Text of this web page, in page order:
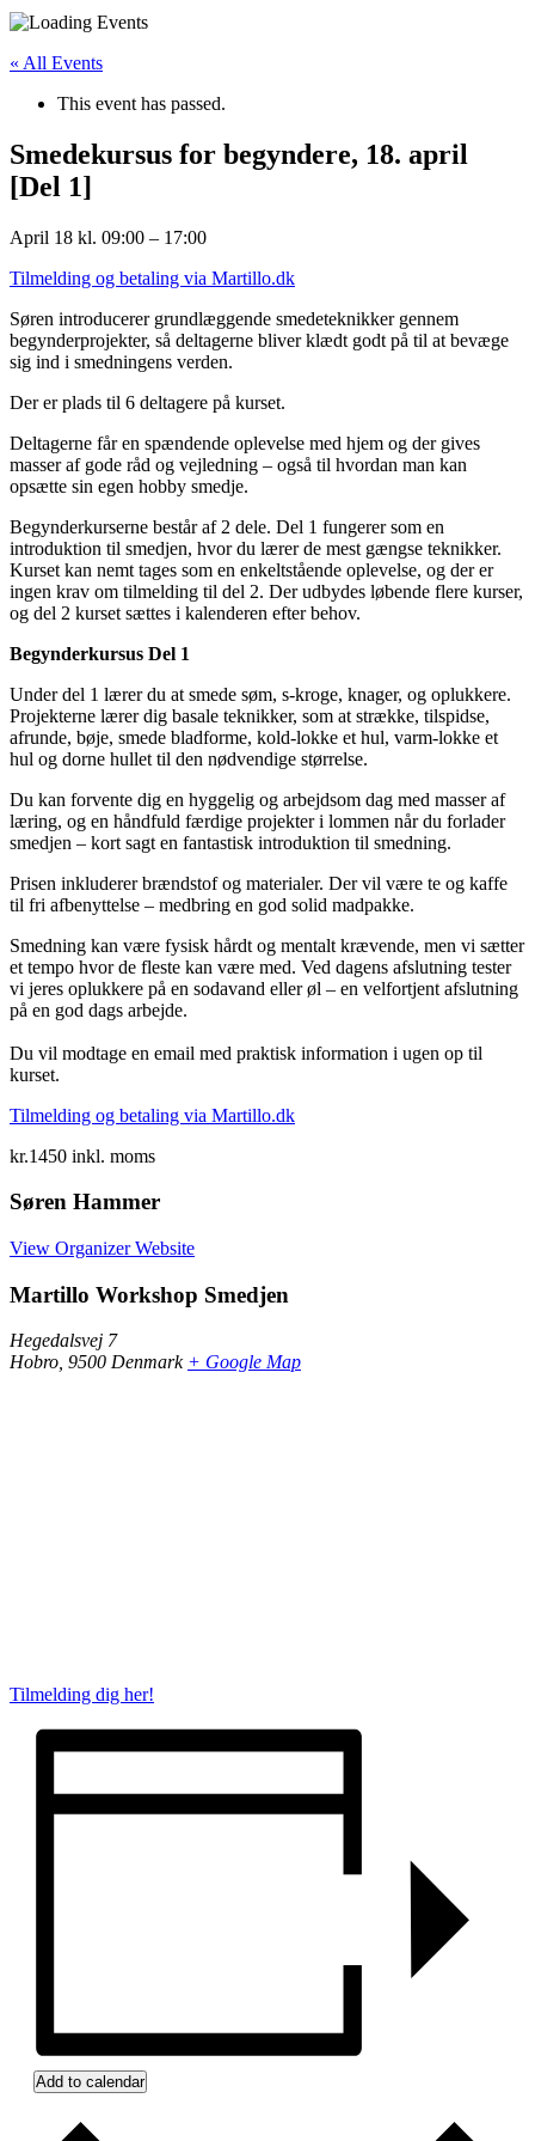
« All Events
This event has passed.
Smedekursus for begyndere, 18. april
[Del 1]
April 18 kl. 09:00 – 17:00
Tilmelding og betaling via Martillo.dk
Søren introducerer grundlæggende smedeteknikker gennem
begynderprojekter, så deltagerne bliver klædt godt på til at bevæge
sig ind i smedningens verden.
Der er plads til 6 deltagere på kurset.
Deltagerne får en spændende oplevelse med hjem og der gives
masser af gode råd og vejledning – også til hvordan man kan
opsætte sin egen hobby smedje.
Begynderkurserne består af 2 dele. Del 1 fungerer som en
introduktion til smedjen, hvor du lærer de mest gængse teknikker.
Kurset kan nemt tages som en enkeltstående oplevelse, og der er
ingen krav om tilmelding til del 2. Der udbydes løbende flere kurser,
og del 2 kurset sættes i kalenderen efter behov.
Begynderkursus Del 1
Under del 1 lærer du at smede søm, s-kroge, knager, og oplukkere.
Projekterne lærer dig basale teknikker, som at strække, tilspidse,
afrunde, bøje, smede bladforme, kold-lokke et hul, varm-lokke et
hul og dorne hullet til den nødvendige størrelse.
Du kan forvente dig en hyggelig og arbejdsom dag med masser af
læring, og en håndfuld færdige projekter i lommen når du forlader
smedjen – kort sagt en fantastisk introduktion til smedning.
Prisen inkluderer brændstof og materialer. Der vil være te og kaffe
til fri afbenyttelse – medbring en god solid madpakke.
Smedning kan være fysisk hårdt og mentalt krævende, men vi sætter
et tempo hvor de fleste kan være med. Ved dagens afslutning tester
vi jeres oplukkere på en sodavand eller øl – en velfortjent afslutning
på en god dags arbejde.
Du vil modtage en email med praktisk information i ugen op til
kurset.
Tilmelding og betaling via Martillo.dk
kr.1450 inkl. moms
Søren Hammer
View Organizer Website
Martillo Workshop Smedjen
Hegedalsvej 7
Hobro 9500 Denmark + Google Map
Tilmelding dig her!
Add to calendar